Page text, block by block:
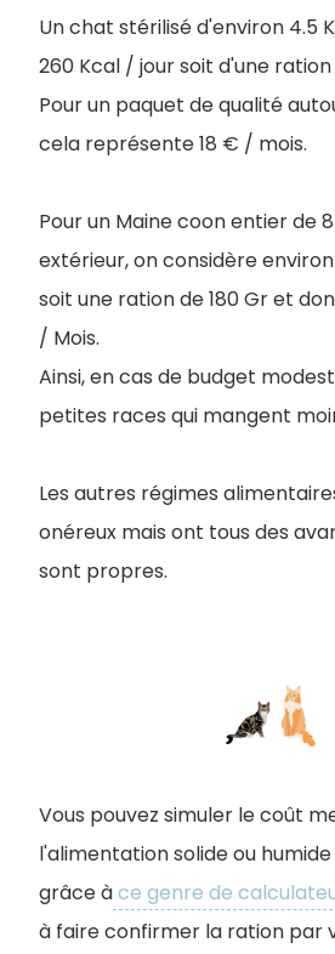
Un chat stérilisé d'environ 4.5
260 Kcal / jour soit d'une ration
Pour un paquet de qualité
cela représente 18 € / mois.
Pour un Maine coon entier de
extérieur, on considère
soit une ration de 180 Gr et
/ Mois.
Ainsi, en cas de budget
petites races qui mangent
Les autres régimes
onéreux mais ont tous des
sont propres.
Vous pouvez simuler le coût
l'alimentation solide ou
grâce àce genre de
à faire confirmer la ration par